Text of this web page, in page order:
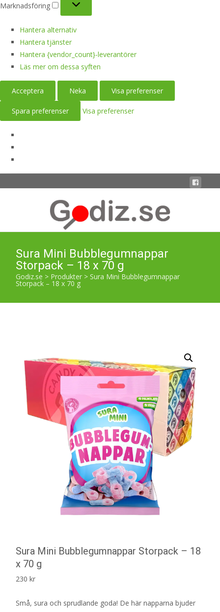
Marknadsföring
Hantera alternativ
Hantera tjänster
Hantera {vendor_count}-leverantörer
Läs mer om dessa syften
Acceptera Neka Visa preferenser
Spara preferenser Visa preferenser
Sura Mini Bubblegumnappar
Storpack – 18 x 70 g
Godiz.se > Produkter > Sura Mini Bubblegumnappar
Storpack – 18 x 70 g
Sura Mini Bubblegumnappar Storpack – 18
x 70 g
230 kr
Små, sura och sprudlande goda! De här napparna bjuder